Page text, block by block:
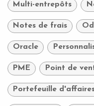
Multi-entrepôts
Notes de frais
Oracle
PME Point de
Portefeuille